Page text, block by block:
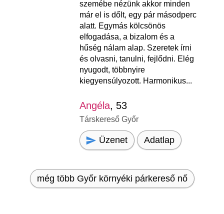
szemébe nézünk akkor minden
már el is dőlt, egy pár másodperc
alatt. Egymás kölcsönös
elfogadása, a bizalom és a
hűség nálam alap. Szeretek írni
és olvasni, tanulni, fejlődni. Elég
nyugodt, többnyire
kiegyensúlyozott. Harmonikus...
Angéla, 53
Társkereső Győr
Üzenet Adatlap
még több Győr környéki párkereső nő